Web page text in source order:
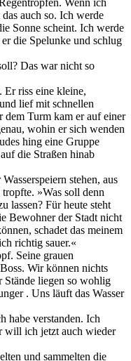
auch so. Ich werde
Sonne scheint. Ich werde
die Spelunke und schlug
Das war nicht so
riss eine kleine,
lief mit schnellen
dem Turm kam er auf einer
wohin er sich wenden
hing eine Gruppe
die Straßen hinab
stehen, aus
»Was soll denn
lassen? Für heute steht
Bewohner der Stadt nicht
schadet das meinem
richtig sauer.«
Seine grauen
Wir können nichts
liegen so wohlig
. Uns läuft das Wasser
habe verstanden. Ich
will ich jetzt auch wieder
und sammelten die